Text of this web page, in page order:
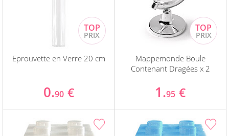
Eprouvette en Verre 20 cm
0.90 €
Mappemonde Boule
Contenant Dragées x 2
1.95 €